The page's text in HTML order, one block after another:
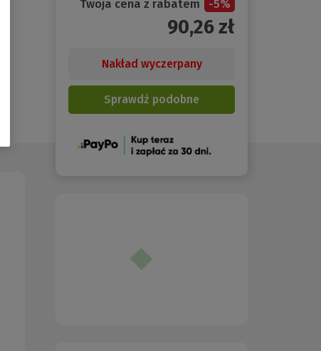
Twoja cena z rabatem -5%
90,26zł
Nakład wyczerpany
Sprawdź podobne
(Nowe